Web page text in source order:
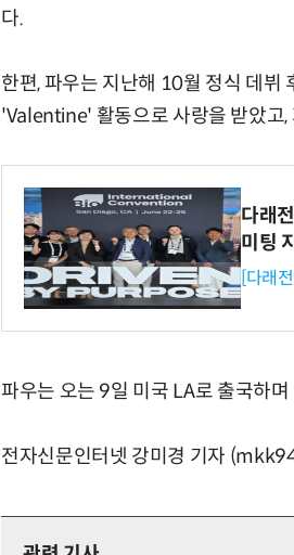
다.
한편, 파우는 지난해 10월 정식 데뷔
'Valentine' 활동으로 사랑을 받았고
다래
미팅
[다래
파우는 오는 9일 미국 LA로 출국하
전자신문인터넷 강미경 기자